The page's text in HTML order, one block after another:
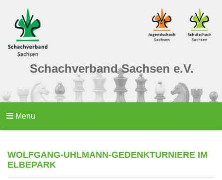
Schachverband Sachsen e.V.
Menu
WOLFGANG-UHLMANN-GEDENKTURNIERE IM
ELBEPARK